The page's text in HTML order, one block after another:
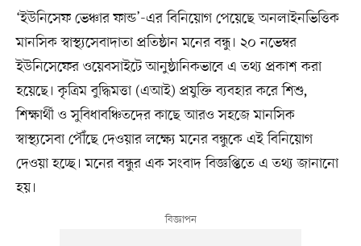
‘ইউনিসেফ ভেঞ্চার ফান্ড’-এর বিনিয়োগ পেয়েছে অনলাইনভিত্তিক
মানসিক স্বাস্থ্যসেবাদাতা প্রতিষ্ঠান মনের বন্ধু। ২০ নভেম্বর
ইউনিসেফের ওয়েবসাইটে আনুষ্ঠানিকভাবে এ তথ্য প্রকাশ করা
হয়েছে। কৃত্রিম বুদ্ধিমত্তা (এআই) প্রযুক্তি ব্যবহার করে শিশু,
শিক্ষার্থী ও সুবিধাবঞ্চিতদের কাছে আরও সহজে মানসিক
স্বাস্থ্যসেবা পৌঁছে দেওয়ার লক্ষ্যে মনের বন্ধুকে এই বিনিয়োগ
দেওয়া হচ্ছে। মনের বন্ধুর এক সংবাদ বিজ্ঞপ্তিতে এ তথ্য জানানো
হয়।